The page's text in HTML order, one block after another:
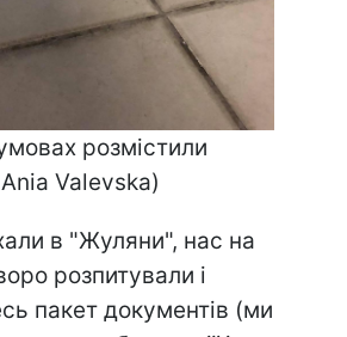
розмістили
Ania Valevska)
в "Жуляни", нас на
розпитували і
пакет документів (ми